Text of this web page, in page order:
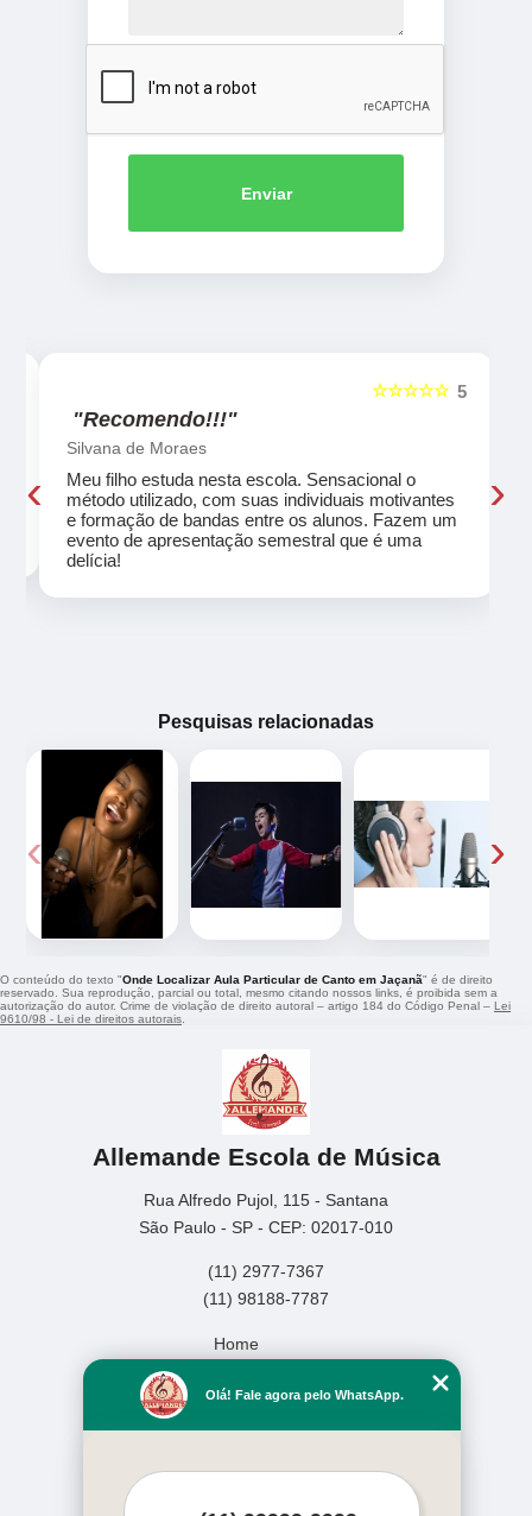
Enviar
5
☆☆☆☆☆
"Recomendo!!!"
Silvana de Moraes
Meu filho estuda nesta escola. Sensacional o
método utilizado, com suas individuais motivantes
e formação de bandas entre os alunos. Fazem um
evento de apresentação semestral que é uma
delícia!
‹ ›
Pesquisas relacionadas
‹ ›
O conteúdo do texto "Onde Localizar Aula Particular de Canto em Jaçanã" é de direito
reservado. Sua reprodução, parcial ou total, mesmo citando nossos links, é proibida sem a
autorização do autor. Crime de violação de direito autoral – artigo 184 do Código Penal – Lei
9610/98 - Lei de direitos autorais
Allemande Escola de Música
Rua Alfredo Pujol, 115 - Santana
São Paulo - SP - CEP: 02017-010
(11) 2977-7367
(11) 98188-7787
Home
Missão
Olá! Fale agora pelo WhatsApp.